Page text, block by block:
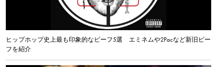
ヒップホップ史上最も印象的なビーフ5選 エミネムや2Pacなど新旧ビー
フを紹介